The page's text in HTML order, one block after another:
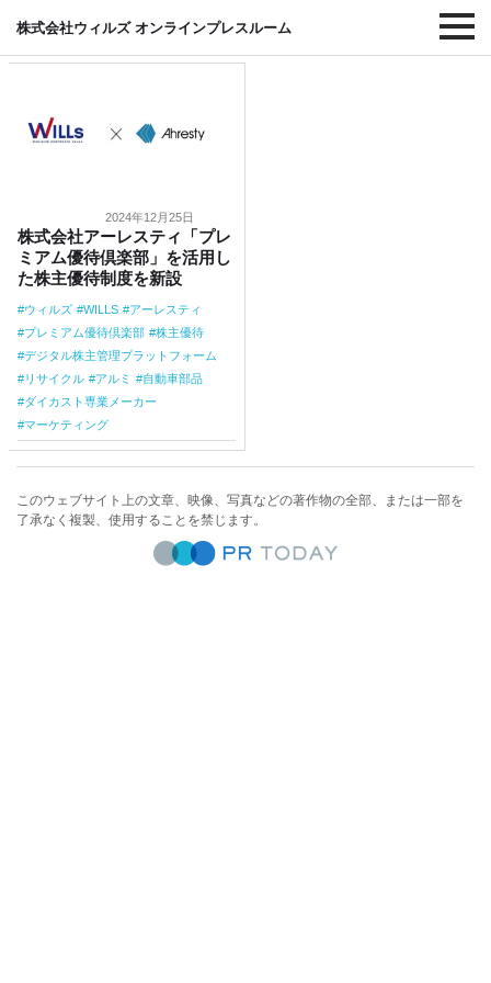
株式会社ウィルズ オンラインプレスルーム
#リサイクル
2024年12月25日
株式会社アーレスティ「プレ
ミアム優待倶楽部」を活用し
た株主優待制度を新設
ウィルズ WILLS
アーレスティ
プレミアム優待倶楽部
株主優待
デジタル株主管理プラットフォーム
リサイクル
アルミ
自動車部品
ダイカスト専業メーカー
マーケティング
このウェブサイト上の文章、映像、写真などの著作物の全部、または一部を
了承なく複製、使用することを禁じます。